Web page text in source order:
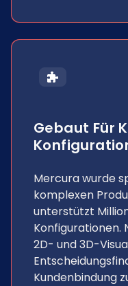
Gebaut Für
Mercura wurde
komplexen
unterstützt
Konfigurationen.
2D- und 3D-
Kundenbindung